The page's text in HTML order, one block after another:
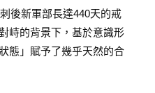
後新軍部長達440天的戒
峙的背景下，基於意識形
態」賦予了幾乎天然的合